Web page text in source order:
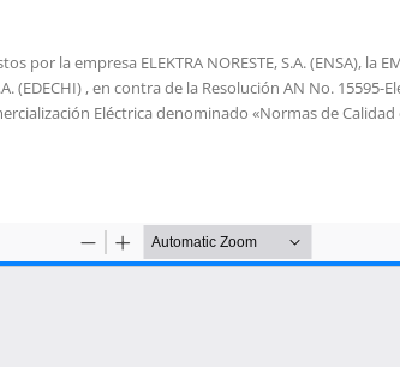
la empresa ELEKTRA NORESTE, S.A. (ENSA), la
(EDECHI) , en contra de la Resolución AN No.
Eléctrica denominado «Normas de